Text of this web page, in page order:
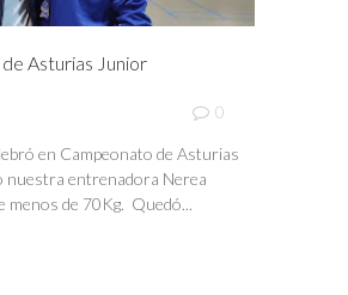
Asturias Junior
0
en Campeonato de Asturias
nuestra entrenadora Nerea
menos de 70Kg. Quedó...